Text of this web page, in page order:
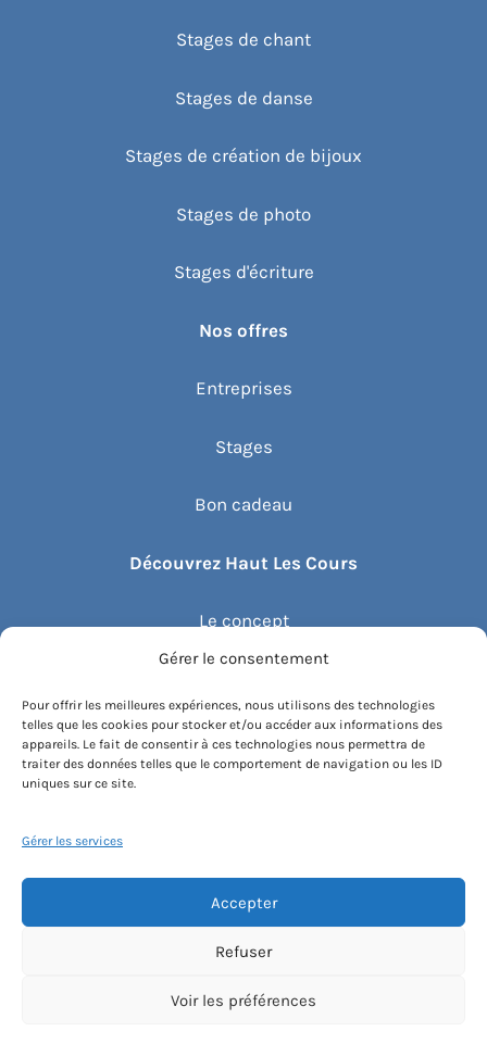
Gérer le consentement
Pour offrir les meilleures expériences, nous utilisons des technologies
telles que les cookies pour stocker et/ou accéder aux informations des
appareils. Le fait de consentir à ces technologies nous permettra de
traiter des données telles que le comportement de navigation ou les ID
uniques sur ce site.
Gérer les services
Accepter
Refuser
Voir les préférences
Stages de chant
Stages de danse
Stages de création de bijoux
Stages de photo
Stages d'écriture
Nos offres
Entreprises
Stages
Bon cadeau
Découvrez Haut Les Cours
Le concept
Blog
Conditions générales de vente
Mentions légales
Politique de cookies